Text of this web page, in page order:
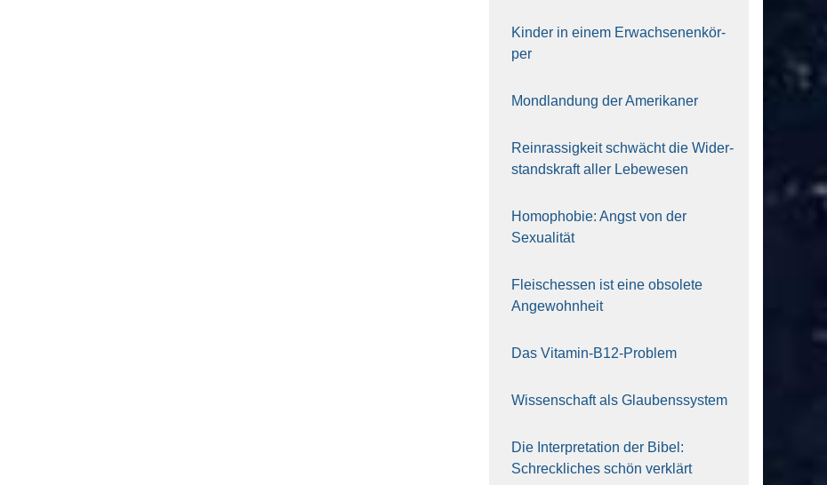
Kin­der in einem Erwach­se­nen­kör­
per
Mond­lan­dung der Ame­ri­ka­ner
Rein­ras­sig­keit schwächt die Wider­
stands­kraft aller Lebe­we­sen
Homo­pho­bie: Angst von der
Sexua­li­tät
Fleisch­essen ist eine obso­le­te
An‍ge‍wohn‍heit
Das Vit­amin-B12-Pro­blem
Wis­sen­schaft als Glau­bens­sys­tem
Die Inter­pre­ta­ti­on der Bibel:
Schreck­li­ches schön ver­klärt